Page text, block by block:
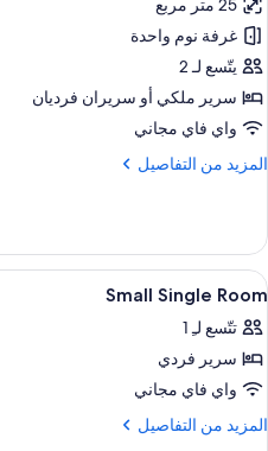
إستديو
25 متر مربع
غرفة نوم واحدة
يتّسع لـ 2
سرير ملكي‫‬ أو سريران فرديان
واي فاي مجاني
المزيد من التفاصيل
المزيد
إستديو
استعراض
جميع
صور
Small
Single
Room
5
Small Single Room
تتّسع لـِ 1
سرير فردي
واي فاي مجاني
المزيد من التفاصيل
المزيد